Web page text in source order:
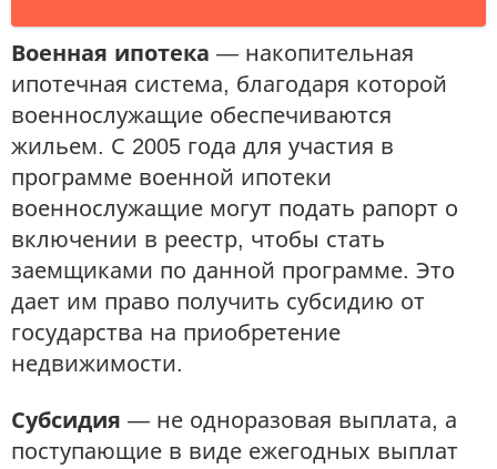
Военная ипотека — накопительная
ипотечная система, благодаря которой
военнослужащие обеспечиваются
жильем. С 2005 года для участия в
программе военной ипотеки
военнослужащие могут подать рапорт о
включении в реестр, чтобы стать
заемщиками по данной программе. Это
дает им право получить субсидию от
государства на приобретение
недвижимости.
Субсидия — не одноразовая выплата, а
поступающие в виде ежегодных выплат